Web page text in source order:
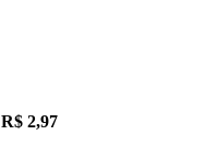
R$ 2,97